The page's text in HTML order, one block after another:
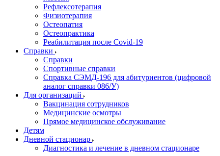
Рефлексотерапия
Физиотерапия
Остеопатия
Остеопрактика
Реабилитация после Covid-19
Справки
Справки
Спортивные справки
Справка СЭМД‑196 для абитуриентов (цифровой
аналог справки 086/У)
Для организаций
Вакцинация сотрудников
Медицинские осмотры
Прямое медицинское обслуживание
Детям
Дневной стационар
Диагностика и лечение в дневном стационаре